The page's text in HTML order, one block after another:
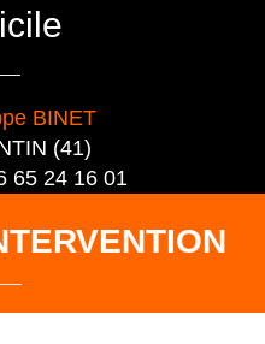
BINET
(41)
65 24 16 01